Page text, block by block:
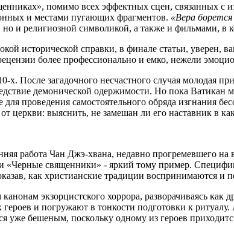
помимо всех эффектных сцен, связанных с
и местами пугающих фрагментов. «Вера борется
но и религиозной символикой, а также и
исторической справки, в финале статьи,
более профессионально и емко, нежели
х. После загадочного несчастного случая молодая
демонической одержимости. Но пока Ватикан
для проведения самостоятельного обряда
от церкви: выяснить, не замешан ли его наставник в
работа Чан Джэ-хвана, недавно прогремевшего
«Черные священники» - яркий тому пример.
как христианские традиции воспринимаются и
экзорцистского хоррора, разворачиваясь
героев и погружают в тонкости подготовки к
уже бешеным, поскольку одному из героев